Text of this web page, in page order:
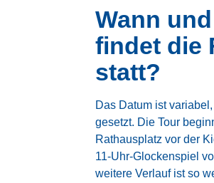
Wann
findet die
statt?
Das Datum ist
gesetzt. Die Tour
Rathausplatz vor der
11-Uhr-Glockenspiel
weitere Verlauf ist so